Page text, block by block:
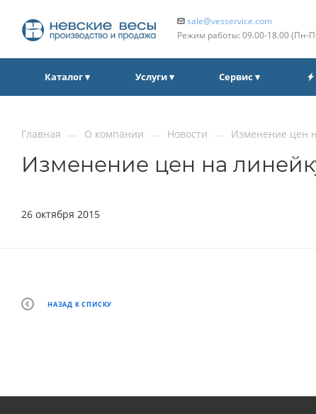
sale@vesservice.com
Режим работы: 09.00‑18.00
Каталог ▾ Услуги ▾ Сервис ▾
Главная — О компании — Новости — Изменение цен
Изменение цен на
26 октября 2015
НАЗАД К СПИСКУ